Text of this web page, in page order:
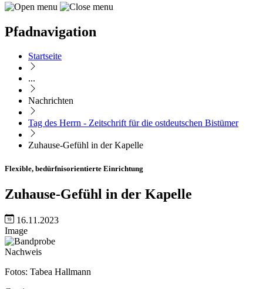
Pfadnavigation
Startseite
...
Nachrichten
Tag des Herrn - Zeitschrift für die ostdeutschen Bistümer
Zuhause-Gefühl in der Kapelle
Flexible, bedürfnisorientierte Einrichtung
Zuhause-Gefühl in der Kapelle
16.11.2023
Image
Nachweis
Fotos: Tabea Hallmann